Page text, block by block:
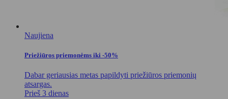
Naujiena
Priežiūros priemonėms iki -50%
Dabar geriausias metas papildyti priežiūros priemonių
atsargas.
Prieš 3 dienas